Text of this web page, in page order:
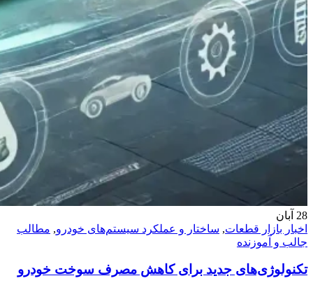
28 آبان
اخبار بازار قطعات, ساختار و عملکرد سیستم‌های خودرو, مطالب
جالب و آموزنده
تکنولوژی‌های جدید برای کاهش مصرف سوخت خودرو